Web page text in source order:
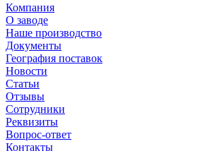
Компания
О заводе
Наше производство
Документы
География поставок
Новости
Статьи
Отзывы
Сотрудники
Реквизиты
Вопрос-ответ
Контакты